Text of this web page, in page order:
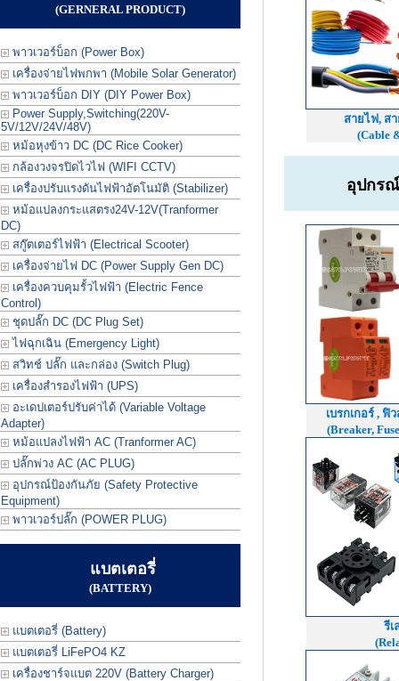
(GERNERAL PRODUCT)
พาวเวอร์บ็อก (Power Box)
เครื่องจ่ายไฟพกพา (Mobile Solar Generator)
พาวเวอร์บ็อก DIY (DIY Power Box)
Power Supply,Switching(220V-
5V/12V/24V/48V)
หม้อหุงข้าว DC (DC Rice Cooker)
กล้องวงจรปิดไวไฟ (WIFI CCTV)
เครื่องปรับแรงดันไฟฟ้าอัตโนมัติ (Stabilizer)
หม้อแปลงกระแสตรง24V-12V(Tranformer
DC)
สกู๊ตเตอร์ไฟฟ้า (Electrical Scooter)
เครื่องจ่ายไฟ DC (Power Supply Gen DC)
เครื่องควบคุมรั้วไฟฟ้า (Electric Fence
Control)
ชุดปลั๊ก DC (DC Plug Set)
ไฟฉุกเฉิน (Emergency Light)
สวิทช์ ปลั๊ก และกล่อง (Switch Plug)
เครื่องสำรองไฟฟ้า (UPS)
อะเดปเตอร์ปรับค่าได้ (Variable Voltage
Adapter)
หม้อแปลงไฟฟ้า AC (Tranformer AC)
ปลั๊กพ่วง AC (AC PLUG)
อุปกรณ์ป้องกันภัย (Safety Protective
Equipment)
พาวเวอร์ปลั๊ก (POWER PLUG)
แบตเตอรี่
(BATTERY)
แบตเตอรี่ (Battery)
แบตเตอรี่ LiFePO4 KZ
เครื่องชาร์จแบต 220V (Battery Charger)
สายไฟ, ส
(Cable
อุปกรณ์
เบรกเกอร์ , ฟิ
(Breaker,
รีเ